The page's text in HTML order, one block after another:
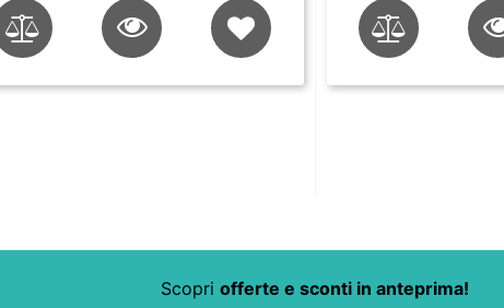
Scopri offerte e sconti in anteprima!